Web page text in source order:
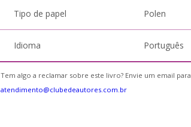
Tipo de papel Polen
Idioma Português
Tem algo a reclamar sobre este livro? Envie um email para
atendimento@clubedeautores.com.br